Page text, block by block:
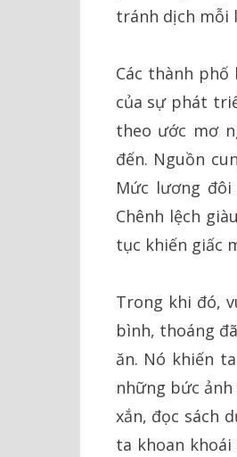
tránh dịch mỗi
Các thành phố
của sự phát
theo ước mơ
đến. Nguồn
Mức lương
Chênh lệch
tục khiến giấc
Trong khi đó,
bình, thoáng
ăn. Nó khiến
những bức
xắn, đọc sách
ta khoan